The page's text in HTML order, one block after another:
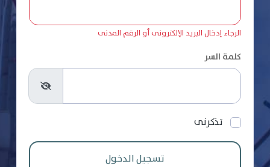
الرجاء إدخال البريد الإلكترونى أو الرقم المدنى
كلمة السر
تذكرنى